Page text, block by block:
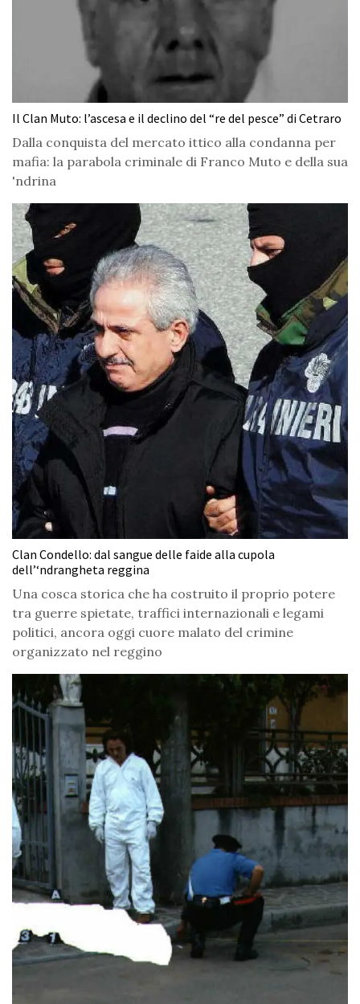
Il Clan Muto: l’ascesa e il declino del “re del pesce” di Cetraro
Dalla conquista del mercato ittico alla condanna per
mafia: la parabola criminale di Franco Muto e della sua
'ndrina
Clan Condello: dal sangue delle faide alla cupola
dell’‘ndrangheta reggina
Una cosca storica che ha costruito il proprio potere
tra guerre spietate, traffici internazionali e legami
politici, ancora oggi cuore malato del crimine
organizzato nel reggino